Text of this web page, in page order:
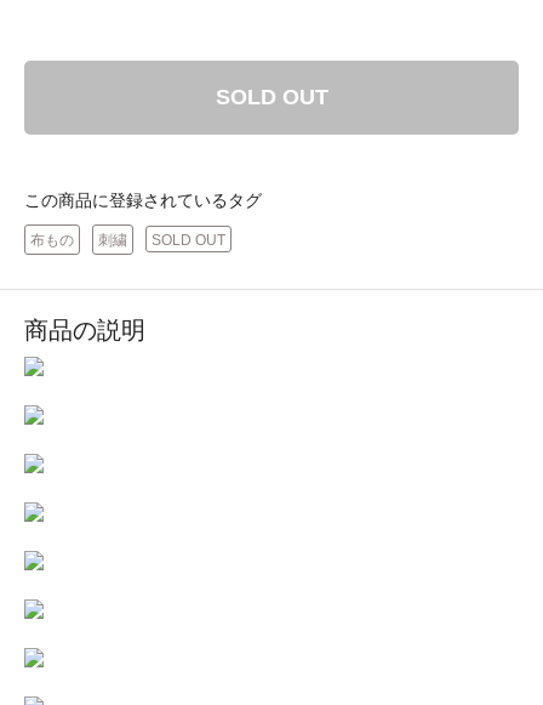
SOLD OUT
この商品に登録されているタグ
布もの 刺繍 SOLD OUT
商品の説明